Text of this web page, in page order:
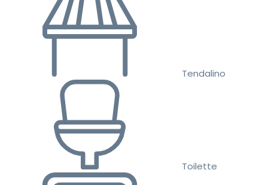
Tendalino
Toilette